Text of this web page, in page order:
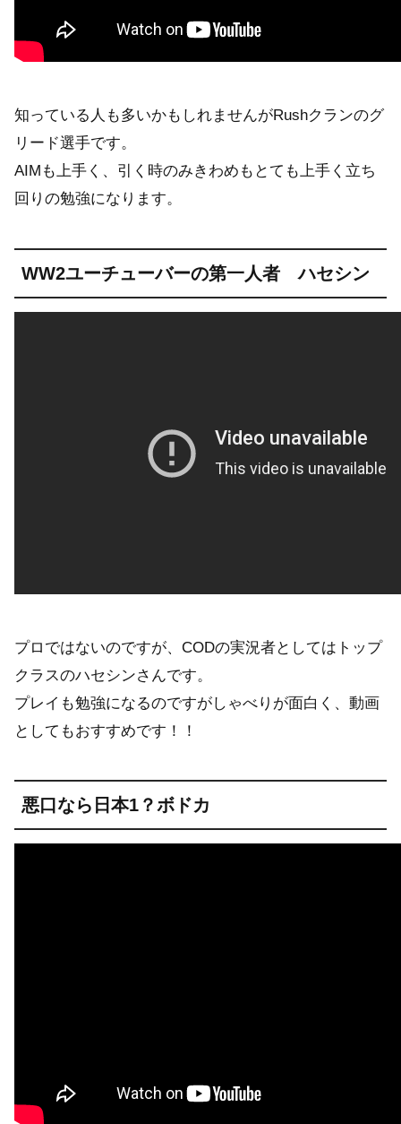
知っている人も多いかもしれませんがRushクランのグ
リード選手です。
AIMも上手く、引く時のみきわめもとても上手く立ち
回りの勉強になります。
WW2ユーチューバーの第一人者 ハセシン
プロではないのですが、CODの実況者としてはトップ
クラスのハセシンさんです。
プレイも勉強になるのですがしゃべりが面白く、動画
としてもおすすめです！！
悪口なら日本1？ボドカ